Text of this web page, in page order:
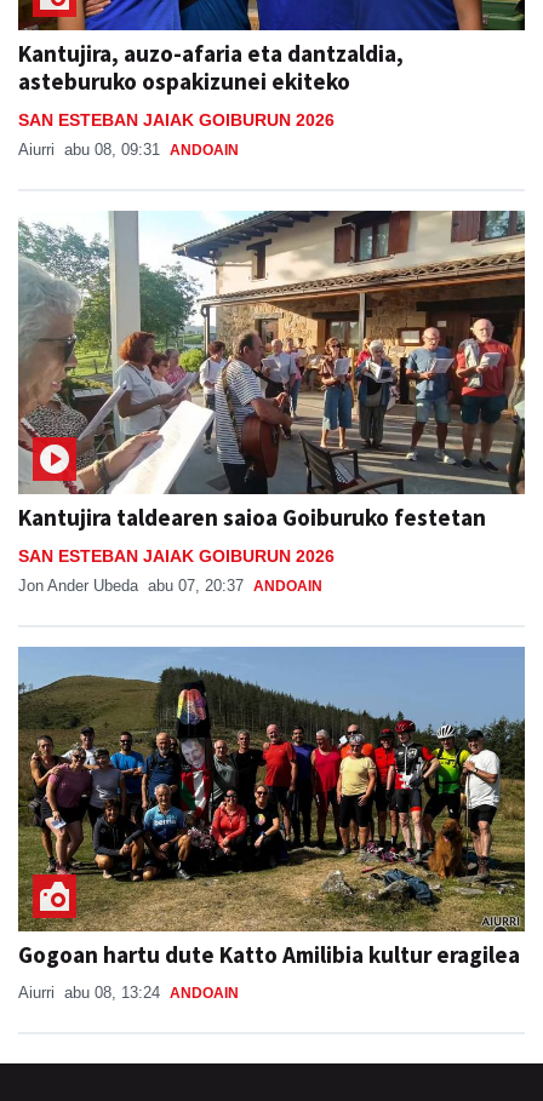
Kantujira, auzo-afaria eta dantzaldia,
asteburuko ospakizunei ekiteko
SAN ESTEBAN JAIAK GOIBURUN 2026
Aiurri abu 08, 09:31 ANDOAIN
Kantujira taldearen saioa Goiburuko festetan
SAN ESTEBAN JAIAK GOIBURUN 2026
Jon Ander Ubeda abu 07, 20:37 ANDOAIN
Gogoan hartu dute Katto Amilibia kultur eragilea
Aiurri abu 08, 13:24 ANDOAIN